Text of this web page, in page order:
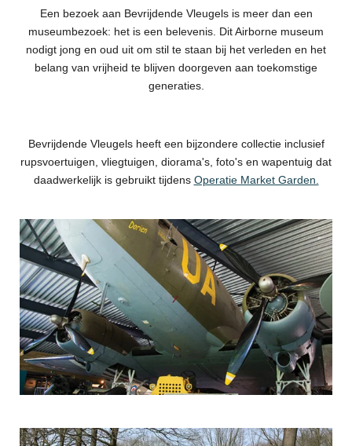
Een bezoek aan Bevrijdende Vleugels is meer dan een
museumbezoek: het is een belevenis. Dit Airborne museum
nodigt jong en oud uit om stil te staan bij het verleden en het
belang van vrijheid te blijven doorgeven aan toekomstige
generaties.
Bevrijdende Vleugels heeft een bijzondere collectie inclusief
rupsvoertuigen, vliegtuigen, diorama's, foto's en wapentuig dat
daadwerkelijk is gebruikt tijdens Operatie Market Garden.